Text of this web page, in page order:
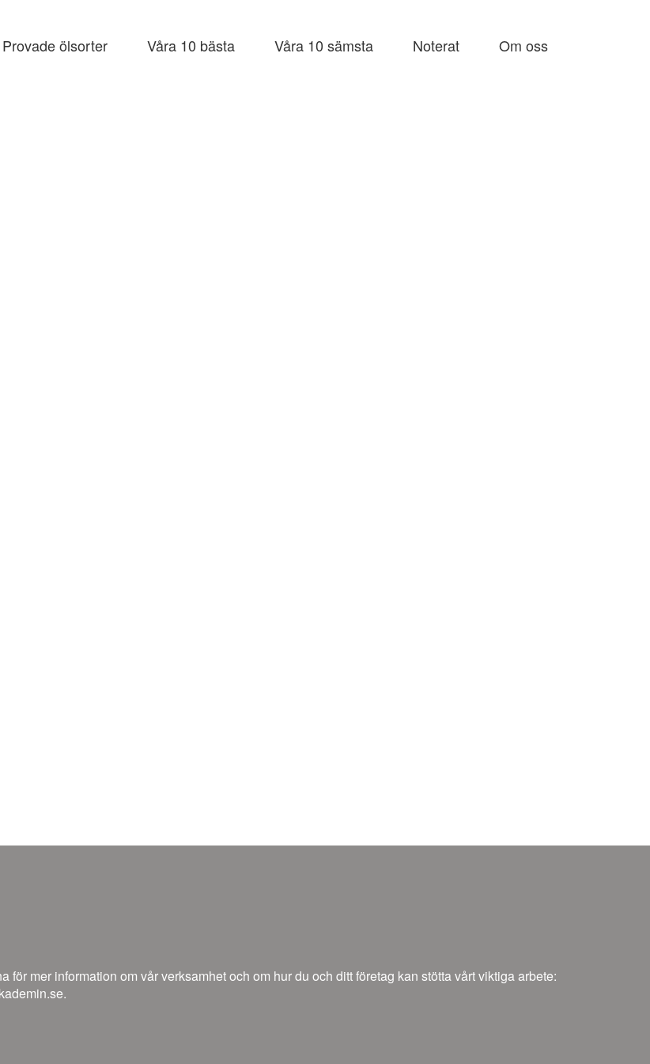
Provade ölsorter Våra 10 bästa Våra 10 sämsta Noterat Om oss
för mer information om vår verksamhet och om hur du och ditt företag kan stötta vårt viktiga arbete: